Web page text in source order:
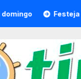
Festeja Sindicato